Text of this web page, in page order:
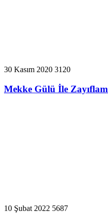
30 Kasım 2020 3120
Mekke Gülü İle
10 Şubat 2022 5687